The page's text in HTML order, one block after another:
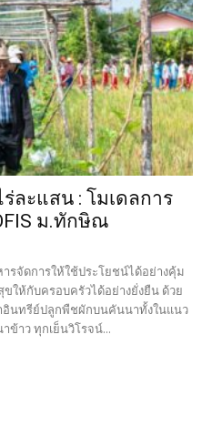
ละแสน : โมเดลการ
ม.ทักษิณ
รจัดการให้ใช้ประโยชน์ได้อย่างคุ้ม
ขให้กับครอบครัวได้อย่างยั่งยืน ด้วย
นทรีย์ปลูกพืชผักบนคันนาทั้งในแนว
ข้าว ทุกเย็นวิโรจน์...